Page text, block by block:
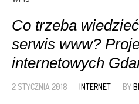
Co trzeba
serwis www?
internetowych
2 STYCZNIA 2018 INTERNET BY